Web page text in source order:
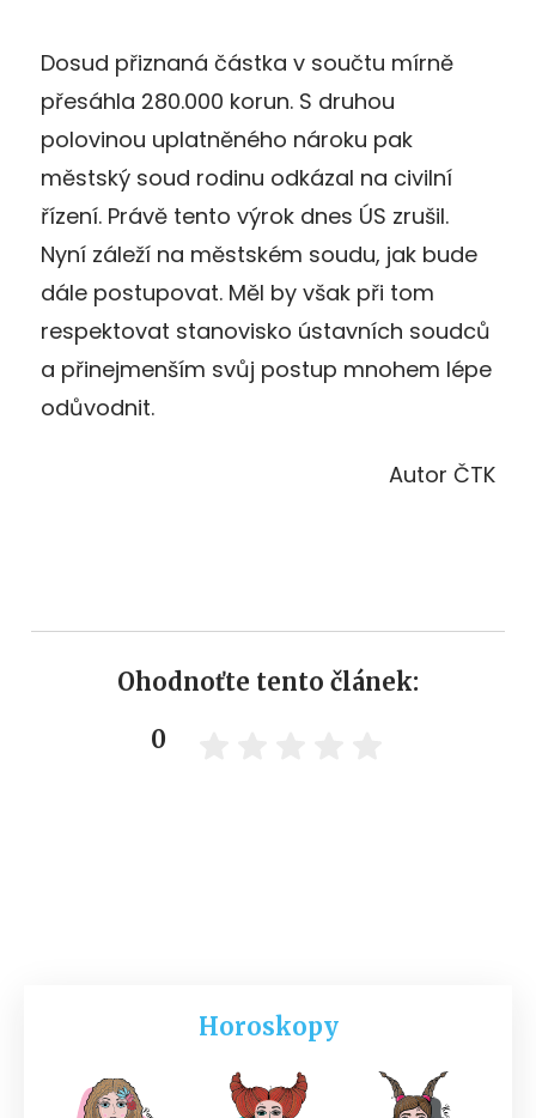
Dosud přiznaná částka v součtu mírně
přesáhla 280.000 korun. S druhou
polovinou uplatněného nároku pak
městský soud rodinu odkázal na civilní
řízení. Právě tento výrok dnes ÚS zrušil.
Nyní záleží na městském soudu, jak bude
dále postupovat. Měl by však při tom
respektovat stanovisko ústavních soudců
a přinejmenším svůj postup mnohem lépe
odůvodnit.
Autor ČTK
Ohodnoťte tento článek:
0
Horoskopy